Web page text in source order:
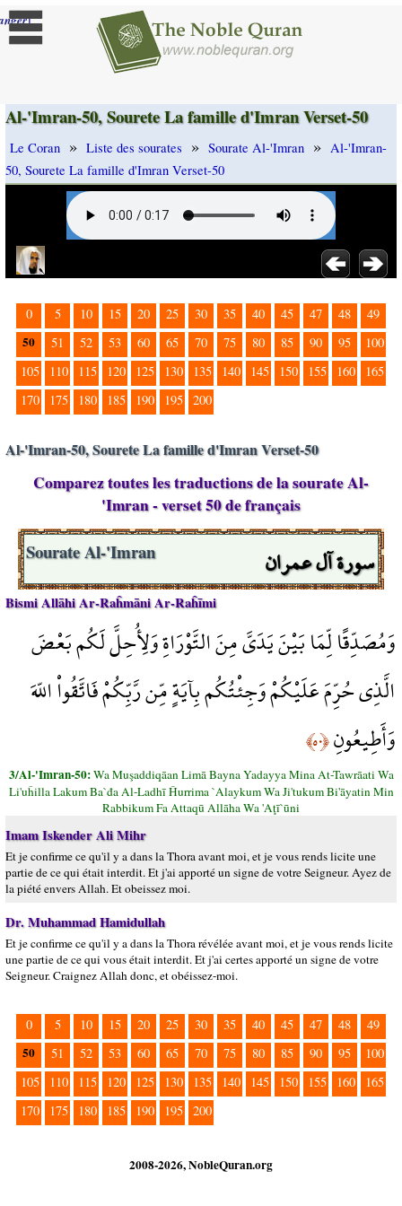
]
Al-'Imran-50, Sourete La famille d'Imran Verset-50
Le Coran » Liste des sourates » Sourate Al-'Imran » Al-'Imran-
50, Sourete La famille d'Imran Verset-50
0 5 10 15 20 25 30 35 40 45 47 48 49
50 51 52 53 60 65 70 75 80 85 90 95
100
105
110 115 120 125 130 135 140 145 150 155 160
165
170
175 180 185 190 195 200
Al-'Imran-50, Sourete La famille d'Imran Verset-50
Comparez toutes les traductions de la sourate Al-
'Imran - verset 50 de français
سورة آل عمران Sourate Al-'Imran
Bismi Allāhi Ar-Raĥmāni Ar-Raĥīmi
وَمُصَدِّقًا لِّمَا بَيْنَ يَدَيَّ مِنَ التَّوْرَاةِ وَلِأُحِلَّ لَكُم بَعْضَ
الَّذِي حُرِّمَ عَلَيْكُمْ وَجِئْتُكُم بِآيَةٍ مِّن رَّبِّكُمْ فَاتَّقُواْ اللّهَ
وَأَطِيعُونِ﴿٥٠﴾
3/Al-'Imran-50:Wa Muşaddiqāan Limā Bayna Yadayya Mina At-Tawrāati Wa
Li'uĥilla Lakum Ba`đa Al-Ladhī Ĥurrima `Alaykum Wa Ji'tukum Bi'āyatin Min
Rabbikum Fa Attaqū Allāha Wa 'Aţī`ūni
Imam Iskender Ali Mihr
Et je confirme ce qu'il y a dans la Thora avant moi, et je vous rends licite une
partie de ce qui était interdit. Et j'ai apporté un signe de votre Seigneur. Ayez de
la piété envers Allah. Et obeissez moi.
Dr. Muhammad Hamidullah
Et je confirme ce qu'il y a dans la Thora révélée avant moi, et je vous rends licite
une partie de ce qui vous était interdit. Et j'ai certes apporté un signe de votre
Seigneur. Craignez Allah donc, et obéissez-moi.
0 5 10 15 20 25 30 35 40 45 47 48 49
50 51 52 53 60 65 70 75 80 85 90 95
100
105
110 115 120 125 130 135 140 145 150 155 160
165
170
175 180 185 190 195 200
2008-2026, NobleQuran.org